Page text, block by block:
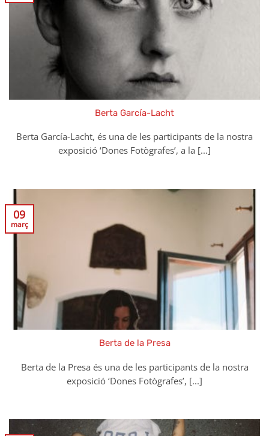
Berta García-Lacht
Berta García-Lacht, és una de les participants de la nostra
exposició ‘Dones Fotògrafes’, a la [...]
Berta de la Presa
Berta de la Presa és una de les participants de la nostra
exposició ‘Dones Fotògrafes’, [...]
09
març